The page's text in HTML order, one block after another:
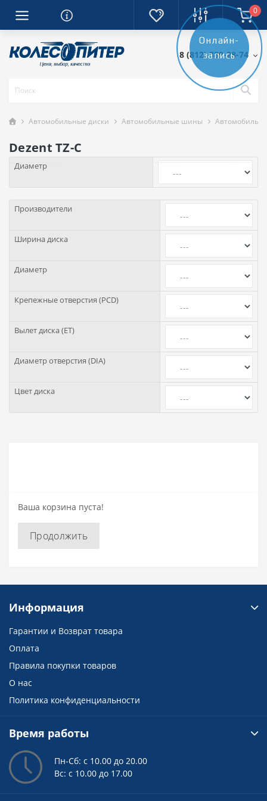
0
8 (812) 389-28-74
Автомобильные диски Автомобильные шины
Dezent TZ-C
Диаметр
Производители
Ширина диска
Диаметр
Крепежные отверстия (PCD)
Вылет диска (ET)
Диаметр отверстия (DIA)
Цвет диска
Ваша корзина пуста!
Продолжить
Онлайн-
запись
Информация
Гарантии и Возврат товара
Оплата
Правила покупки товаров
О нас
Политика конфиденциальности
Время работы
Пн-Сб: с 10.00 до 20.00
Вс: с 10.00 до 17.00